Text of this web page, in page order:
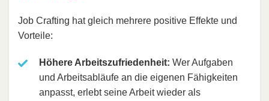
Job Crafting hat gleich mehrere positive Effekte und
Vorteile:
Höhere Arbeitszufriedenheit: Wer Aufgaben
und Arbeitsabläufe an die eigenen Fähigkeiten
anpasst, erlebt seine Arbeit wieder als